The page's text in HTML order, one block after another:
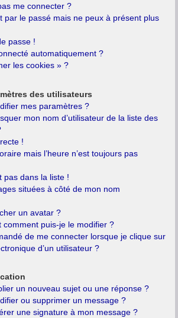
me connecter ?
par le passé mais ne peux à présent plus
passe !
automatiquement ?
les cookies » ?
des utilisateurs
mes paramètres ?
mon nom d’utilisateur de la liste des
!
mais l’heure n’est toujours pas
pas dans la liste !
situées à côté de mon nom
un avatar ?
comment puis-je le modifier ?
de me connecter lorsque je clique sur
d’un utilisateur ?
un nouveau sujet ou une réponse ?
ou supprimer un message ?
une signature à mon message ?